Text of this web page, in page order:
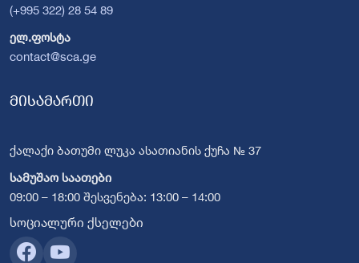
(+995 322) 28 54 89
ელ.ფოსტა
contact@sca.ge
მისამართი
ქალაქი ბათუმი ლუკა ასათიანის ქუჩა № 37
სამუშაო საათები
09:00 – 18:00 შესვენება: 13:00 – 14:00
სოციალური ქსელები